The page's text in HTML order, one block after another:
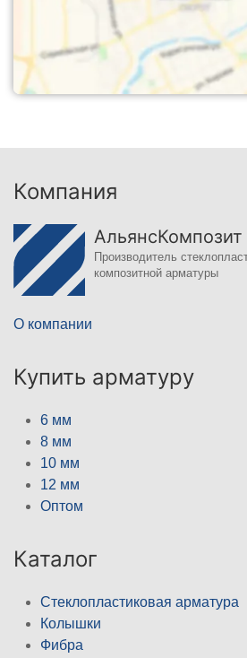
Компания
АльянсКомпозит
Производитель
композитной арматуры
О компании
Купить арматуру
6 мм
8 мм
10 мм
12 мм
Оптом
Каталог
Стеклопластиковая арматура
Колышки
Фибра